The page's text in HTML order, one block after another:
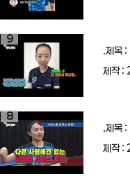
.제목 :
제작
9
.제목 :
제작
8